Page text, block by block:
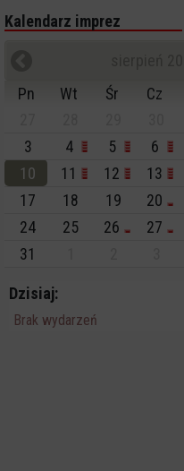
Kalendarz imprez
Pn
Wt Śr Cz
3
4 5 6
10
11 12 13
17
18 19 20
24
25 26 27
31
Dzisiaj:
Brak wydarzeń